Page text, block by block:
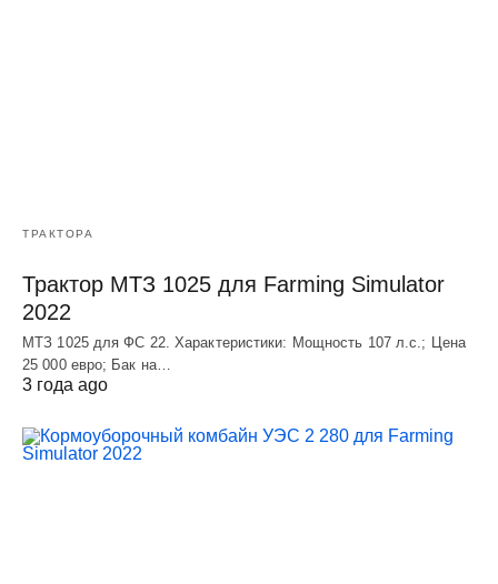
ТРАКТОРА
Трактор МТЗ 1025 для Farming Simulator
2022
МТЗ 1025 для ФС 22. Характеристики: Мощность 107 л.c.; Цена
25 000 евро; Бак на…
3 года ago